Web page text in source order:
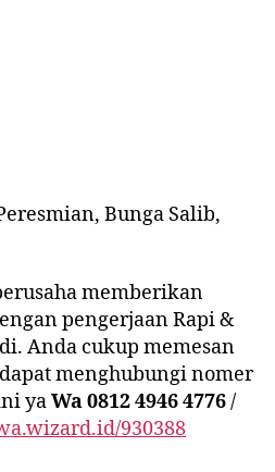
Bunga Salib,
memberikan
pengerjaan Rapi &
Anda cukup memesan
menghubungi nomer
yaWa 0812 4946 4776/
930388